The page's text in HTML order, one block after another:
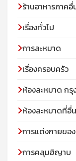
ร้านอาหารภาค
เรื่องทั่วไป
การละหมาด
เรื่องครอบครัว
ห้องละหมาด กรุ
ห้องละหมาดที่อื่
การแต่งกายขอ
การคลุมฮิญาบ